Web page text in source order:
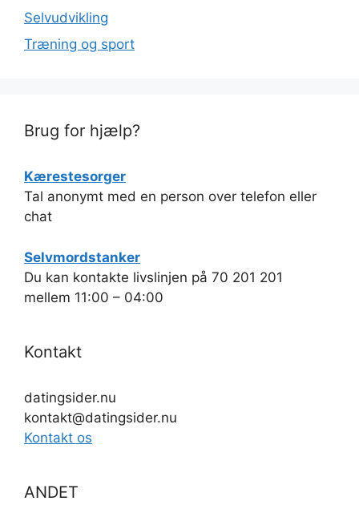
Selvudvikling
Træning og sport
Brug for hjælp?
Kærestesorger
Tal anonymt med en person over telefon eller
chat
Selvmordstanker
Du kan kontakte livslinjen på 70 201 201
mellem 11:00 – 04:00
Kontakt
datingsider.nu
kontakt@datingsider.nu
Kontakt os
ANDET